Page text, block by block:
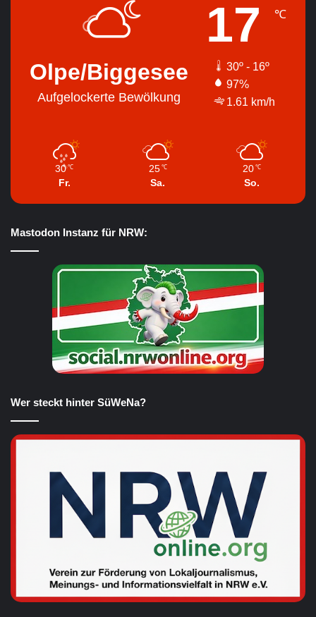
Olpe/Biggesee
Aufgelockerte Bewölkung
17 ℃
30º - 16º
97%
1.61 km/h
30 ℃
Fr.
25 ℃
Sa.
20 ℃
So.
Mastodon Instanz für NRW:
Wer steckt hinter SüWeNa?